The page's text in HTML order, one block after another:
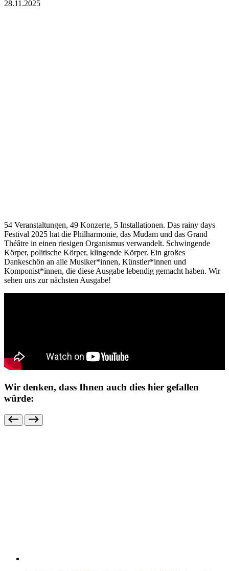
28.11.2025
54 Veranstaltungen, 49 Konzerte, 5 Installationen. Das rainy days
Festival 2025 hat die Philharmonie, das Mudam und das Grand
Théâtre in einen riesigen Organismus verwandelt. Schwingende
Körper, politische Körper, klingende Körper. Ein großes
Dankeschön an alle Musiker*innen, Künstler*innen und
Komponist*innen, die diese Ausgabe lebendig gemacht haben. Wir
sehen uns zur nächsten Ausgabe!
Wir denken, dass Ihnen auch dies hier gefallen
würde: